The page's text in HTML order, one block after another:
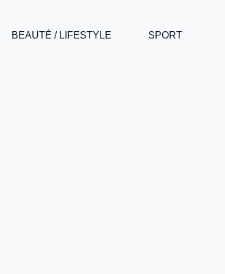
BEAUTÉ / LIFESTYLE SPORT